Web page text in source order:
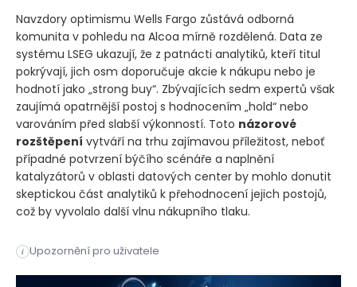
Navzdory optimismu Wells Fargo zůstává odborná
komunita v pohledu na Alcoa mírně rozdělená. Data ze
systému LSEG ukazují, že z patnácti analytiků, kteří titul
pokrývají, jich osm doporučuje akcie k nákupu nebo je
hodnotí jako „strong buy“. Zbývajících sedm expertů však
zaujímá opatrnější postoj s hodnocením „hold“ nebo
varováním před slabší výkonností. Toto názorové
rozštěpení vytváří na trhu zajímavou příležitost, neboť
případné potvrzení býčího scénáře a naplnění
katalyzátorů v oblasti datových center by mohlo donutit
skeptickou část analytiků k přehodnocení jejich postojů,
což by vyvolalo další vlnu nákupního tlaku.
i Upozornění pro uživatele
Analytici Wells Fargo zvýšili doporučení pro akcie Alcoa